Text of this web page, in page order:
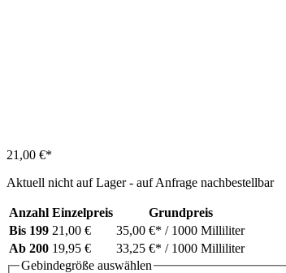
21,00 €*
Aktuell nicht auf Lager - auf Anfrage nachbestellbar
Anzahl Einzelpreis
Grundpreis
Bis 199 21,00 € 35,00 €* / 1000 Milliliter
Ab 200 19,95 € 33,25 €* / 1000 Milliliter
Gebindegröße auswählen